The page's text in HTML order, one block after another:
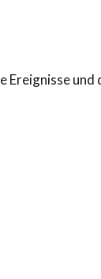
Ereignisse und